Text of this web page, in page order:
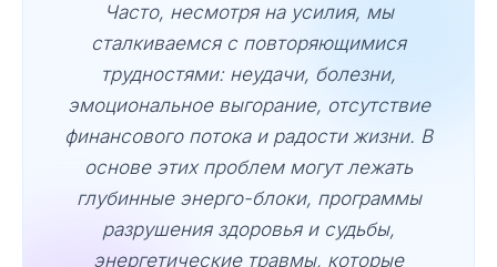
Часто, несмотря на усилия, мы
сталкиваемся с повторяющимися
трудностями: неудачи, болезни,
эмоциональное выгорание, отсутствие
финансового потока и радости жизни. В
основе этих проблем могут лежать
глубинные энерго-блоки, программы
разрушения здоровья и судьбы,
энергетические травмы, которые